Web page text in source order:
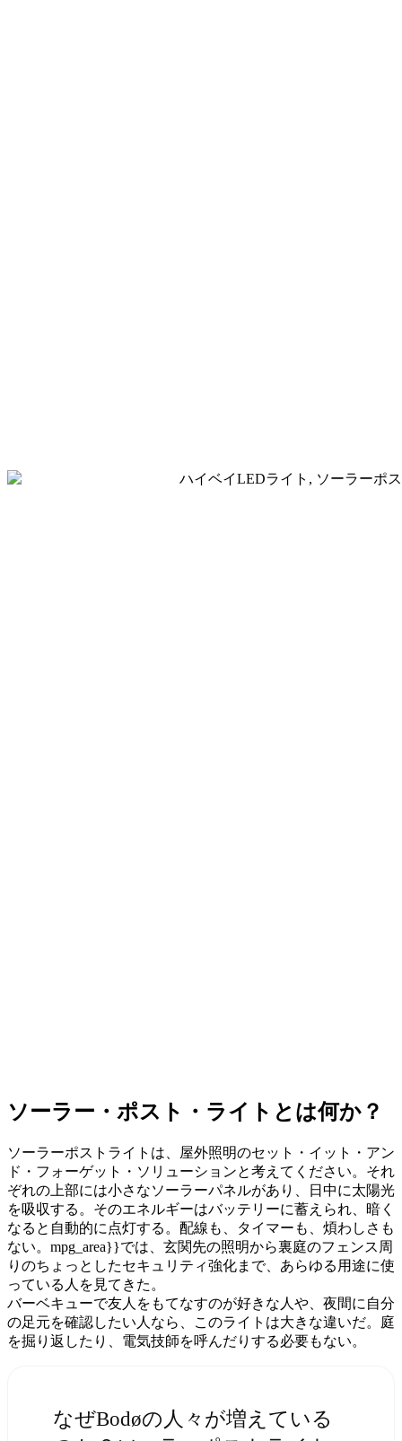
ソーラー・ポスト・ライトとは何か？
ソーラーポストライトは、屋外照明のセット・イット・アン
ド・フォーゲット・ソリューションと考えてください。それ
ぞれの上部には小さなソーラーパネルがあり、日中に太陽光
を吸収する。そのエネルギーはバッテリーに蓄えられ、暗く
なると自動的に点灯する。配線も、タイマーも、煩わしさも
ない。mpg_area}}では、玄関先の照明から裏庭のフェンス周
りのちょっとしたセキュリティ強化まで、あらゆる用途に使
っている人を見てきた。
バーベキューで友人をもてなすのが好きな人や、夜間に自分
の足元を確認したい人なら、このライトは大きな違いだ。庭
を掘り返したり、電気技師を呼んだりする必要もない。
なぜBodøの人々が増えている